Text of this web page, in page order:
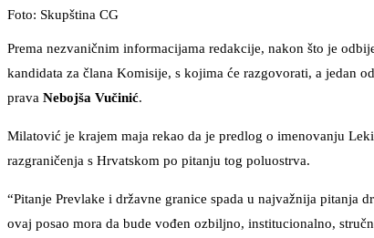
Foto: Skupština CG
Prema nezvaničnim informacijama redakcije, nakon što je
kandidata za člana Komisije, s kojima će razgovorati, a jedan
prava Nebojša Vučinić.
Milatović je krajem maja rekao da je predlog o imenovanju
razgraničenja s Hrvatskom po pitanju tog poluostrva.
“Pitanje Prevlake i državne granice spada u najvažnija pitanja
ovaj posao mora da bude vođen ozbiljno, institucionalno,